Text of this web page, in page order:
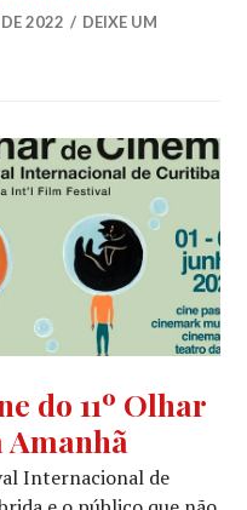
2022
DEIXE UM
do 11º Olhar
Amanhã
Internacional de